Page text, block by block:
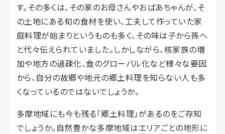
す。その多くは、その家のお母さんやおばあちゃんが、そ
の土地にある旬の食材を使い、工夫して作っていた家
庭料理が始まりというものも多く、その味は子から孫へ
と代々伝えられていました。しかしながら、核家族の増
加や地方の過疎化、食のグローバル化など様々な要因
から、自分の故郷や地元の郷土料理を知らない人も多
くなっているのではないでしょうか。
多摩地域にも今も残る「郷土料理」があるのをご存知
でしょうか。自然豊かな多摩地域はエリアごとの地形に